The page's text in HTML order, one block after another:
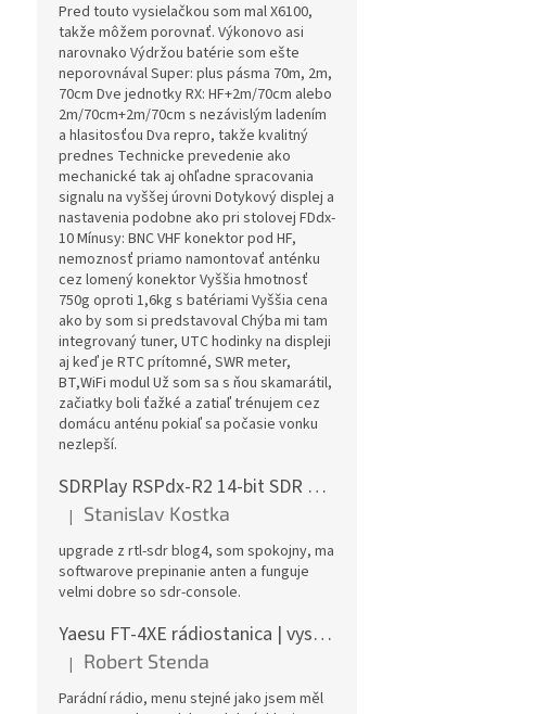
Pred touto vysielačkou som mal X6100,
takže môžem porovnať. Výkonovo asi
narovnako Výdržou batérie som ešte
neporovnával Super: plus pásma 70m, 2m,
70cm Dve jednotky RX: HF+2m/70cm alebo
2m/70cm+2m/70cm s nezávislým ladením
a hlasitosťou Dva repro, takže kvalitný
prednes Technicke prevedenie ako
mechanické tak aj ohľadne spracovania
signalu na vyššej úrovni Dotykový displej a
nastavenia podobne ako pri stolovej FDdx-
10 Mínusy: BNC VHF konektor pod HF,
nemoznosť priamo namontovať anténku
cez lomený konektor Vyššia hmotnosť
750g oproti 1,6kg s batériami Vyššia cena
ako by som si predstavoval Chýba mi tam
integrovaný tuner, UTC hodinky na displeji
aj keď je RTC prítomné, SWR meter,
BT,WiFi modul Už som sa s ňou skamarátil,
začiatky boli ťažké a zatiaľ trénujem cez
domácu anténu pokiaľ sa počasie vonku
nezlepší.
SDRPlay RSPdx-R2 14-bit SDR prijímač 1kHz-2GHz
Hodnotenie produktu je 5 z 5 hviezdičiek.
| Stanislav Kostka
upgrade z rtl-sdr blog4, som spokojny, ma
softwarove prepinanie anten a funguje
velmi dobre so sdr-console.
Yaesu FT-4XE rádiostanica | vysielačka
Hodnotenie produktu je 5 z 5 hviezdičiek.
| Robert Stenda
Parádní rádio, menu stejné jako jsem měl